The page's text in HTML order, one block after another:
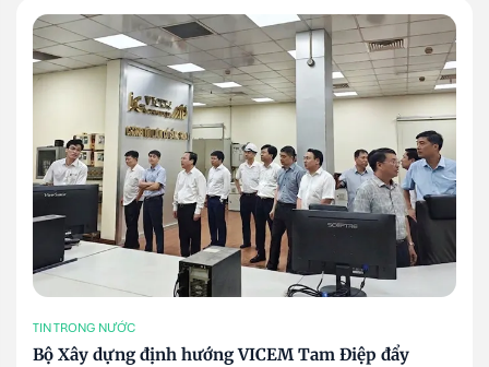
TIN TRONG NƯỚC
Bộ Xây dựng định hướng VICEM Tam Điệp đẩy